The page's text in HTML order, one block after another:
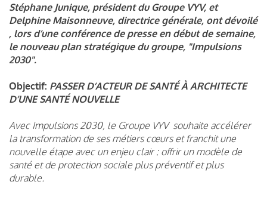
Stéphane Junique, président du Groupe VYV, et
Delphine Maisonneuve, directrice générale, ont dévoilé
, lors d’une conférence de presse en début de semaine,
le nouveau plan stratégique du groupe, "Impulsions
2030".
Objectif: PASSER D’ACTEUR DE SANTÉ À ARCHITECTE
D’UNE SANTÉ NOUVELLE
Avec Impulsions 2030, le Groupe VYV souhaite accélérer
la transformation de ses métiers cœurs et franchit une
nouvelle étape avec un enjeu clair : offrir un modèle de
santé et de protection sociale plus préventif et plus
durable.